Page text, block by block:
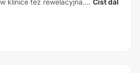
klinice też rewelacyjna.... Číst dál